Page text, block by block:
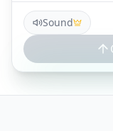
Sound